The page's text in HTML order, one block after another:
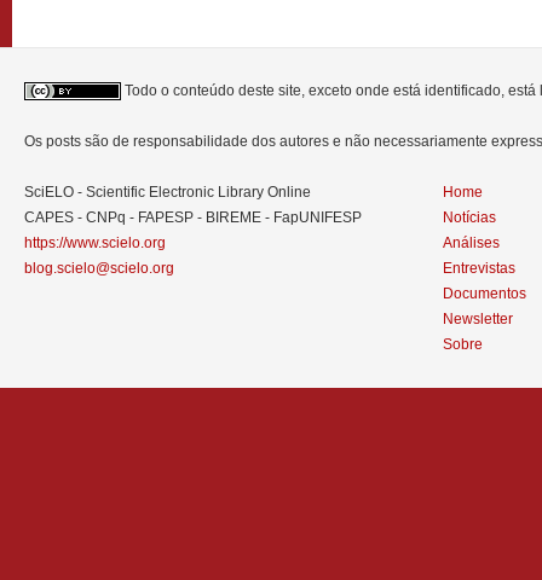
Todo o conteúdo deste site, exceto onde está identificado,
Os posts são de responsabilidade dos autores e não necessariamente
SciELO - Scientific Electronic Library Online
CAPES - CNPq - FAPESP - BIREME - FapUNIFESP
https://www.scielo.org
blog.scielo@scielo.org
Home
Notícias
Análises
Entrevistas
Documentos
Newsletter
Sobre